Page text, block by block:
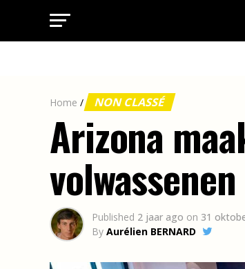
Home / NON CLASSÉ
Arizona
Published 2 jaar ago on 31
By Aurélien BERNARD